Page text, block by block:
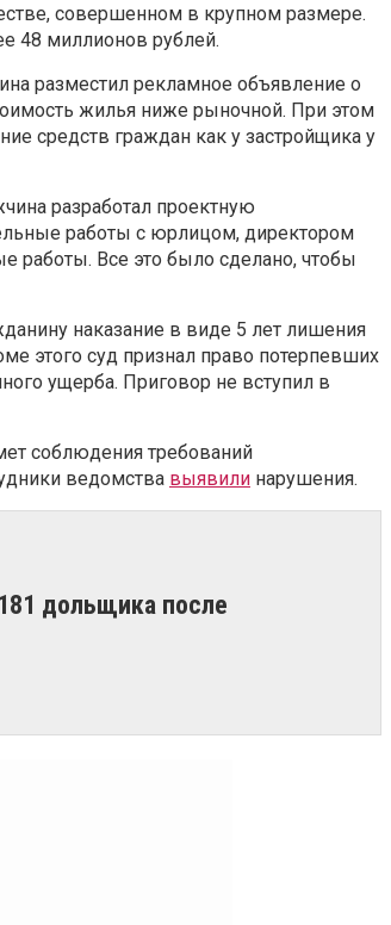
совершенном в крупном размере.
48 миллионов рублей.
разместил рекламное объявление о
жилья ниже рыночной. При этом
средств граждан как у застройщика у
разработал проектную
работы с юрлицом, директором
работы. Все это было сделано, чтобы
наказание в виде 5 лет лишения
этого суд признал право потерпевших
ущерба. Приговор не вступил в
соблюдения требований
ведомства выявили нарушения.
дольщика после